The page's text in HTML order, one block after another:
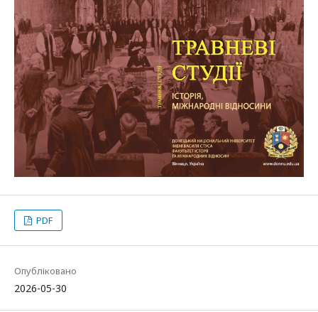
PDF
Опубліковано
2026-05-30